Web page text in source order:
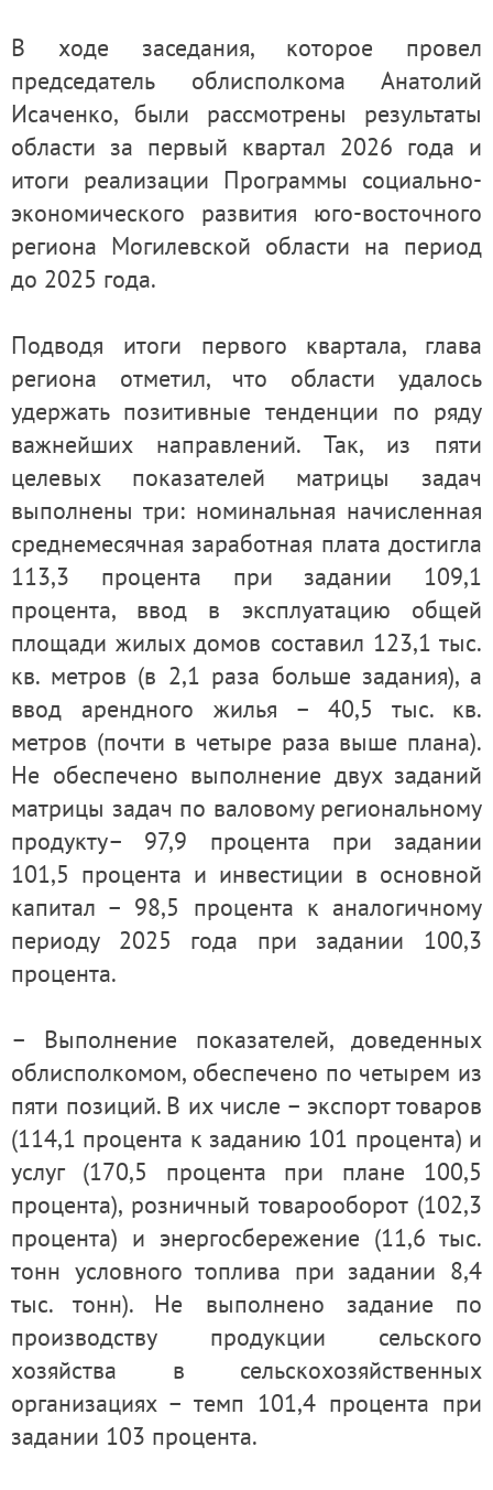
В ходе заседания, которое провел
председатель облисполкома Анатолий
Исаченко, были рассмотрены результаты
области за первый квартал 2026 года и
итоги реализации Программы социально-
экономического развития юго-восточного
региона Могилевской области на период
до 2025 года.
Подводя итоги первого квартала, глава
региона отметил, что области удалось
удержать позитивные тенденции по ряду
важнейших направлений. Так, из пяти
целевых показателей матрицы задач
выполнены три: номинальная начисленная
среднемесячная заработная плата достигла
113,3 процента при задании 109,1
процента, ввод в эксплуатацию общей
площади жилых домов составил 123,1 тыс.
кв. метров (в 2,1 раза больше задания), а
ввод арендного жилья – 40,5 тыс. кв.
метров (почти в четыре раза выше плана).
Не обеспечено выполнение двух заданий
матрицы задач по валовому региональному
продукту– 97,9 процента при задании
101,5 процента и инвестиции в основной
капитал – 98,5 процента к аналогичному
периоду 2025 года при задании 100,3
процента.
– Выполнение показателей, доведенных
облисполкомом, обеспечено по четырем из
пяти позиций. В их числе – экспорт товаров
(114,1 процента к заданию 101 процента) и
услуг (170,5 процента при плане 100,5
процента), розничный товарооборот (102,3
процента) и энергосбережение (11,6 тыс.
тонн условного топлива при задании 8,4
тыс. тонн). Не выполнено задание по
производству продукции сельского
хозяйства в сельскохозяйственных
организациях – темп 101,4 процента при
задании 103 процента.